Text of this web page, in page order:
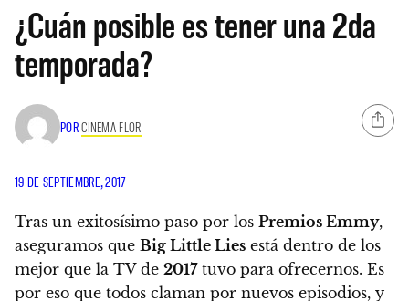
¿Cuán posible es tener una 2da
temporada?
PORCINEMA FLOR
19 DE SEPTIEMBRE, 2017
Tras un exitosísimo paso por los Premios Emmy,
aseguramos que Big Little Lies está dentro de los
mejor que la TV de 2017tuvo para ofrecernos. Es
por eso que todos claman por nuevos episodios, y